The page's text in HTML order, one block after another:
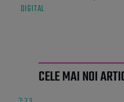
DIGITAL
CELE MAI NOI